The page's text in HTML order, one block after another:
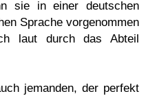
sie in einer deutschen
Sprache vorgenommen
laut durch das Abteil
jemanden, der perfekt